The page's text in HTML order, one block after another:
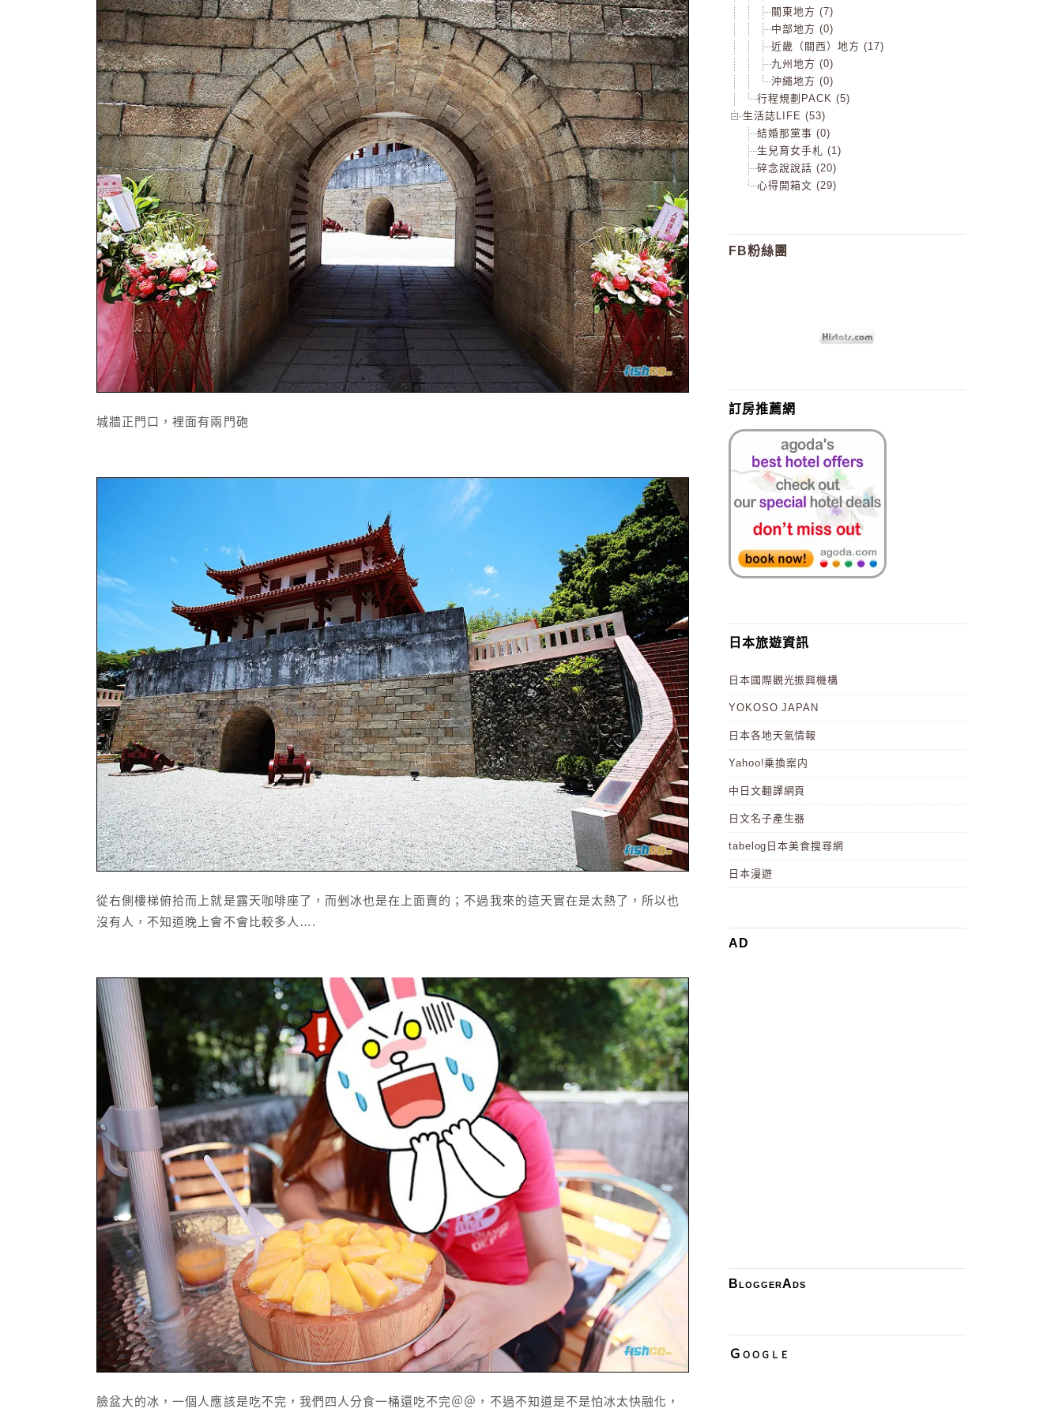
城牆正門口，裡面有兩門砲
從右側樓梯俯拾而上就是露天咖啡座了，而剉冰也是在上面賣的；不過我來的這天實在是太熱了，所以也
沒有人，不知道晚上會不會比較多人….
臉盆大的冰，一個人應該是吃不完，我們四人分食一桶還吃不完＠＠，不過不知道是不是怕冰太快融化，
關東地方 (7)
中部地方 (0)
近畿（關西）地方 (17)
九州地方 (0)
沖繩地方 (0)
行程規劃PACK (5)
生活誌LIFE (53)
結婚那黨事 (0)
生兒育女手札 (1)
碎念說說話 (20)
心得開箱文 (29)
FB粉絲團
訂房推薦網
日本旅遊資訊
日本國際觀光振興機構
YOKOSO JAPAN
日本各地天氣情報
Yahoo!乗換案内
中日文翻譯網頁
日文名子產生器
tabelog日本美食搜尋網
日本漫遊
AD
BloggerAds
Ｇｏｏｇｌｅ